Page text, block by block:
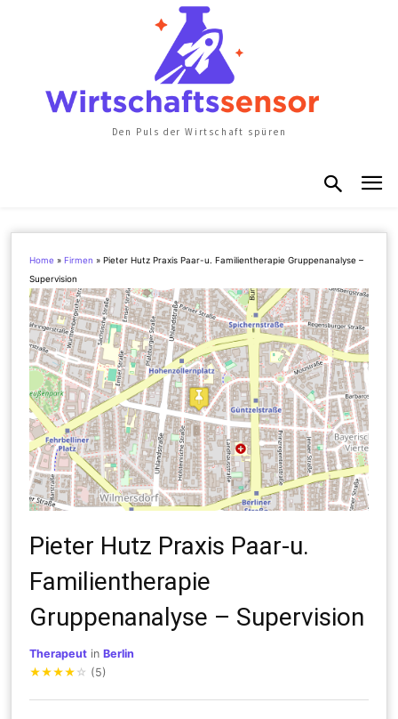
Den Puls der Wirtschaft spüren
Home » Firmen »Pieter Hutz Praxis Paar-u. Familientherapie Gruppenanalyse –
Supervision
Pieter Hutz Praxis Paar-u.
Familientherapie
Gruppenanalyse – Supervision
Therapeut inBerlin
★★★★ ☆ (5)